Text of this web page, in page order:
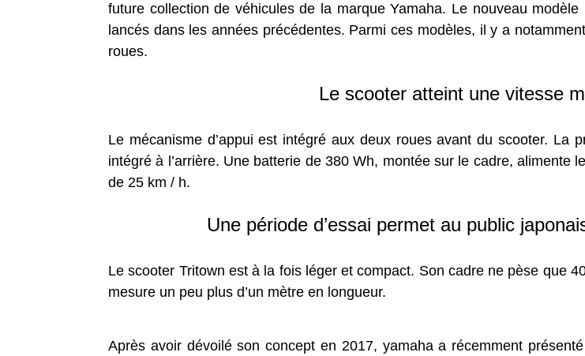
future collection de véhicules de la marque Yamaha. Le nouveau
lancés dans les années précédentes. Parmi ces modèles, il y a
roues.
Le scooter atteint une vitesse
Le mécanisme d’appui est intégré aux deux roues avant du scooter. La
intégré à l’arrière. Une batterie de 380 Wh, montée sur le cadre, alimente
de 25 km / h.
Une période d’essai permet au public
Le scooter Tritown est à la fois léger et compact. Son cadre ne pèse que
mesure un peu plus d’un mètre en longueur.
Après avoir dévoilé son concept en 2017, yamaha a récemment